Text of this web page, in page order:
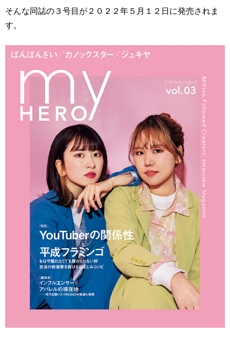
そんな同誌の３号目が２０２２年５月１２日に発売されま
す。